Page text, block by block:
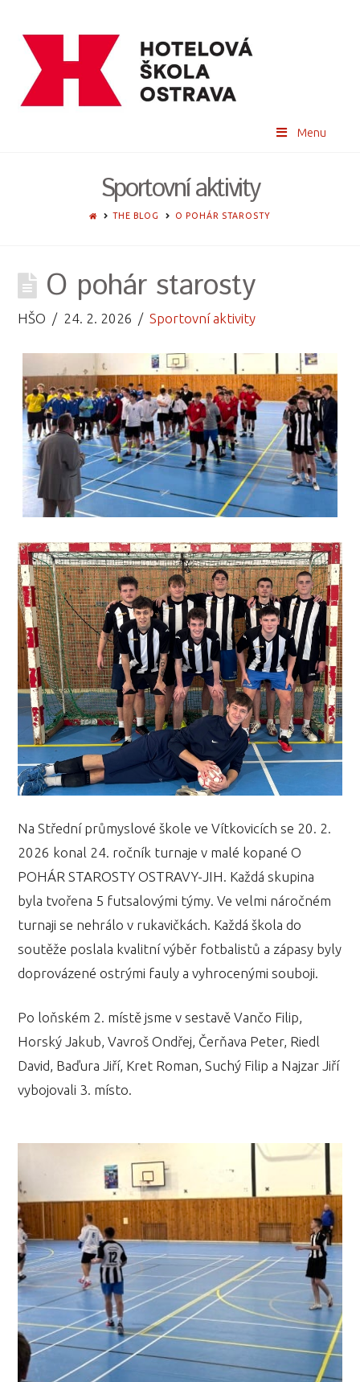
Menu
Sportovní aktivity
HOMETHE BLOG O POHÁR STAROSTY
O pohár starosty
HŠO 24. 2. 2026 Sportovní aktivity
Na Střední průmyslové škole ve Vítkovicích se 20. 2.
2026 konal 24. ročník turnaje v malé kopané O
POHÁR STAROSTY OSTRAVY-JIH. Každá skupina
byla tvořena 5 futsalovými týmy. Ve velmi náročném
turnaji se nehrálo v rukavičkách. Každá škola do
soutěže poslala kvalitní výběr fotbalistů a zápasy byly
doprovázené ostrými fauly a vyhrocenými souboji.
Po loňském 2. místě jsme v sestavě Vančo Filip,
Horský Jakub, Vavroš Ondřej, Čerňava Peter, Riedl
David, Baďura Jiří, Kret Roman, Suchý Filip a Najzar Jiří
vybojovali 3. místo.